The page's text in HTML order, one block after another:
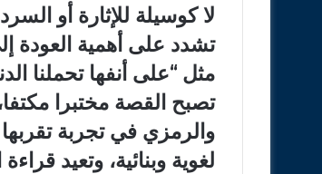
لا كوسيلة للإثارة أو
تشدد على أهمية العودة
مثل “على أنفها تحملنا
تصبح القصة مختبرا
والرمزي في تجربة
لغوية وبنائية، وتعيد